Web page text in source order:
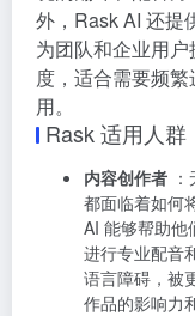
外，Rask AI 还提
为团队和企业用
度，适合需要频
用。
Rask 适用人群
内容创作者
都面临着如何
AI 能够帮助他
进行专业配音
语言障碍，被
作品的影响力